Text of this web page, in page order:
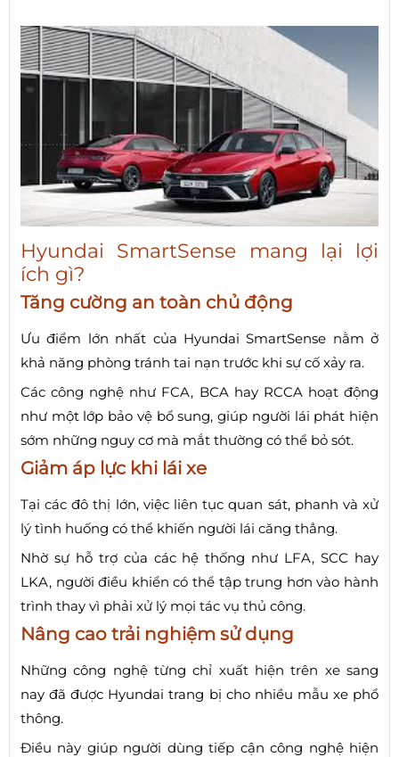
Hyundai SmartSense mang lại lợi
ích gì?
Tăng cường an toàn chủ động
Ưu điểm lớn nhất của Hyundai SmartSense nằm ở
khả năng phòng tránh tai nạn trước khi sự cố xảy ra.
Các công nghệ như FCA, BCA hay RCCA hoạt động
như một lớp bảo vệ bổ sung, giúp người lái phát hiện
sớm những nguy cơ mà mắt thường có thể bỏ sót.
Giảm áp lực khi lái xe
Tại các đô thị lớn, việc liên tục quan sát, phanh và xử
lý tình huống có thể khiến người lái căng thẳng.
Nhờ sự hỗ trợ của các hệ thống như LFA, SCC hay
LKA, người điều khiển có thể tập trung hơn vào hành
trình thay vì phải xử lý mọi tác vụ thủ công.
Nâng cao trải nghiệm sử dụng
Những công nghệ từng chỉ xuất hiện trên xe sang
nay đã được Hyundai trang bị cho nhiều mẫu xe phổ
thông.
Điều này giúp người dùng tiếp cận công nghệ hiện